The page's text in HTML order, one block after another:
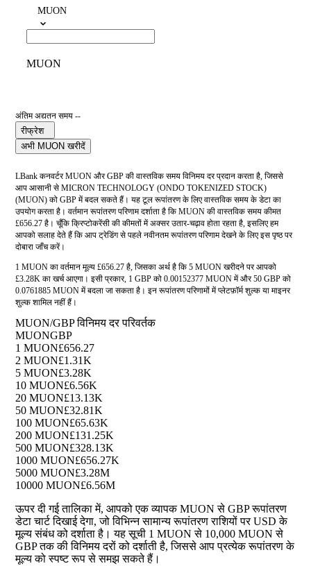
MUON
MUON
अंतिम अद्यतन समय --
रीफ्रेश
अभी MUON खरीदें
LBank कनवर्टर MUON और GBP की वास्तविक समय विनिमय दर प्रदान करता है, जिससे
आप आसानी से MICRON TECHNOLOGY (ONDO TOKENIZED STOCK)
(MUON) को GBP में बदल सकते हैं। यह टूल रूपांतरण के लिए वास्तविक समय के डेटा का
उपयोग करता है। वर्तमान रूपांतरण परिणाम दर्शाता है कि MUON की वास्तविक समय कीमत
£656.27 है। चूँकि क्रिप्टोकरेंसी की कीमतों में अक्सर उतार-चढ़ाव होता रहता है, इसलिए हम
आपको सलाह देते हैं कि आप ट्रेडिंग से पहले नवीनतम रूपांतरण परिणाम देखने के लिए इस पृष्ठ पर
दोबारा जाँच करें।
1 MUON का वर्तमान मूल्य £656.27 है, जिसका अर्थ है कि 5 MUON खरीदने पर आपको
£3.28K का खर्च आएगा। इसी प्रकार, 1 GBP को 0.00152377 MUON में और 50 GBP को
0.0761885 MUON में बदला जा सकता है। इन रूपांतरण परिणामों में प्लेटफ़ॉर्म शुल्क या माइनर
शुल्क शामिल नहीं हैं।
MUON/GBP विनिमय दर परिवर्तक
MUONGBP
1 MUON£656.27
2 MUON£1.31K
5 MUON£3.28K
10 MUON£6.56K
20 MUON£13.13K
50 MUON£32.81K
100 MUON£65.63K
200 MUON£131.25K
500 MUON£328.13K
1000 MUON£656.27K
5000 MUON£3.28M
10000 MUON£6.56M
ऊपर दी गई तालिका में, आपको एक व्यापक MUON से GBP रूपांतरण
डेटा चार्ट दिखाई देगा, जो विभिन्न सामान्य रूपांतरण राशियों पर USD के
मूल्य संबंध को दर्शाता है। यह सूची 1 MUON से 10,000 MUON से
GBP तक की विनिमय दरों को दर्शाती है, जिससे आप प्रत्येक रूपांतरण के
मूल्य को स्पष्ट रूप से समझ सकते हैं।